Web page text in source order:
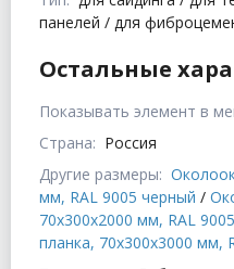
панелей / для
Остальные
Показывать элемент в
Страна: Россия
Другие размеры:
мм, RAL 9005 черный /
70x300x2000 мм, RAL
планка, 70x300x3000 мм,